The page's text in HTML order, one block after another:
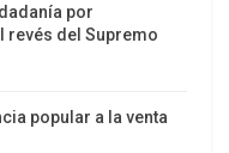
por
revés del Supremo
popular a la venta